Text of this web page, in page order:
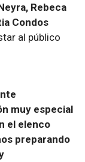
Rebeca
Condos
al público
muy especial
el elenco
preparando